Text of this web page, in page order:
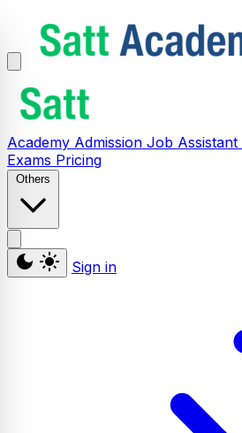
Academy Admission Job Assistant
Exams Pricing
Others
Sign in